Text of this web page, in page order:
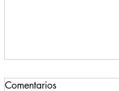
Comentarios